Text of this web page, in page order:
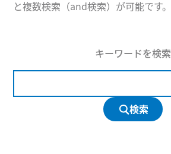
と複数検索（and検索）が可能です。
キーワードを検索
検索